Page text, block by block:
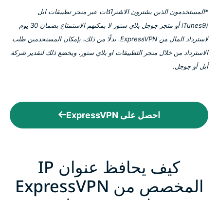
*المستخدمون الذين يشترون الاشتراكات عبر متجر تطبيقات ابل
(iTunes9 أو متجر جوجل بلاي ستور لا يمكنهم الاستمتاع بضمان 30 يوم
لاسترداد المال من ExpressVPN. بدلًا من ذلك، بإمكان المستخدمين طلب
الاسترداد من خلال متجر التطبيقات او بلاي ستور، ويخضع ذلك لتقدير شركة
أبل أو جوجل.
احصل على ExpressVPN
كيف يحافظ عنوان IP
المخصص من ExpressVPN